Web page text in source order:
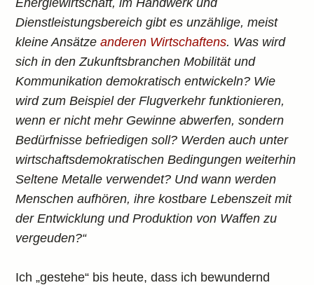
Energiewirtschaft, im Handwerk und
Dienstleistungsbereich gibt es unzählige, meist
kleine Ansätzeanderen Wirtschaftens. Was wird
sich in den Zukunftsbranchen Mobilität und
Kommunikation demokratisch entwickeln? Wie
wird zum Beispiel der Flugverkehr funktionieren,
wenn er nicht mehr Gewinne abwerfen, sondern
Bedürfnisse befriedigen soll? Werden auch unter
wirtschaftsdemokratischen Bedingungen weiterhin
Seltene Metalle verwendet? Und wann werden
Menschen aufhören, ihre kostbare Lebenszeit mit
der Entwicklung und Produktion von Waffen zu
vergeuden?“
Ich „gestehe“ bis heute, dass ich bewundernd